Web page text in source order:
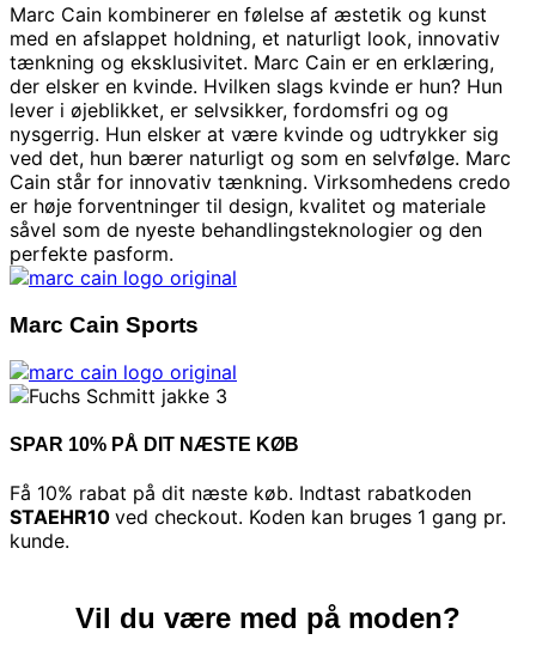
Marc Cain kombinerer en følelse af æstetik og kunst
med en afslappet holdning, et naturligt look, innovativ
tænkning og eksklusivitet. Marc Cain er en erklæring,
der elsker en kvinde. Hvilken slags kvinde er hun? Hun
lever i øjeblikket, er selvsikker, fordomsfri og og
nysgerrig. Hun elsker at være kvinde og udtrykker sig
ved det, hun bærer naturligt og som en selvfølge. Marc
Cain står for innovativ tænkning. Virksomhedens credo
er høje forventninger til design, kvalitet og materiale
såvel som de nyeste behandlingsteknologier og den
perfekte pasform.
Marc Cain Sports
SPAR 10% PÅ DIT NÆSTE KØB
Få 10% rabat på dit næste køb. Indtast rabatkoden
STAEHR10 ved checkout. Koden kan bruges 1 gang pr.
kunde.
Vil du være med på moden?